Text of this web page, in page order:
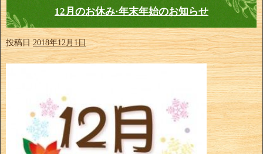
12月のお休み·年末年始のお知らせ
投稿日 2018年12月1日